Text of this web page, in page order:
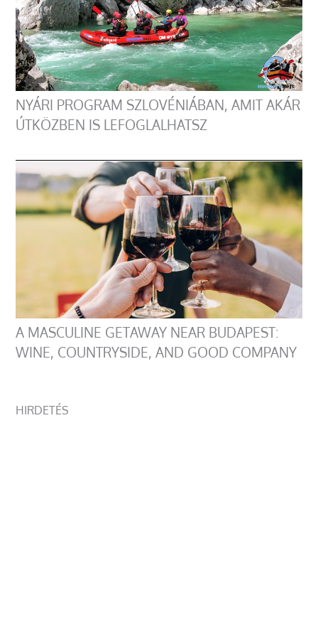
NYÁRI PROGRAM SZLOVÉNIÁBAN, AMIT AKÁR
ÚTKÖZBEN IS LEFOGLALHATSZ
A MASCULINE GETAWAY NEAR BUDAPEST:
WINE, COUNTRYSIDE, AND GOOD COMPANY
HIRDETÉS